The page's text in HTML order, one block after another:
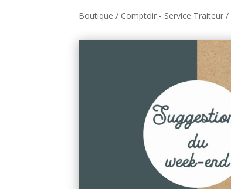
Boutique / Comptoir - Service Traiteur /